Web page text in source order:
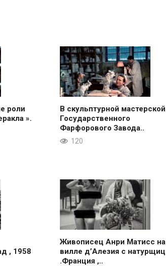
роли
».
В скульптурной мастерской
Государственного
Фарфорового Завода..
120
, 1958
Живописец Анри Матисс на
вилле д’Алезия с
.Франция ,..